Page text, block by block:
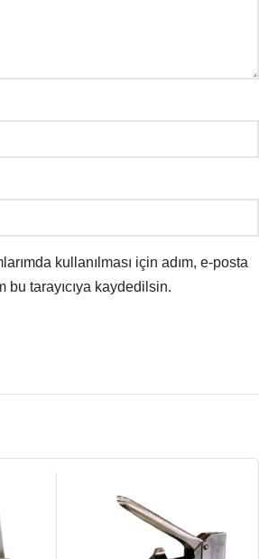
kullanılması için adım, e-posta
bu tarayıcıya kaydedilsin.